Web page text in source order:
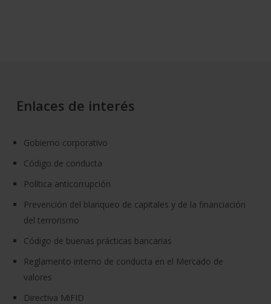
Enlaces de interés
Gobierno corporativo
Código de conducta
Política anticorrupción
Prevención del blanqueo de capitales y de la financiación
del terrorismo
Código de buenas prácticas bancarias
Reglamento interno de conducta en el Mercado de
valores
Directiva MiFID